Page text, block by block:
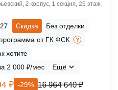
2 корпус, 1 секция, 25 этаж,
Скидка
Без отделки
от ГК ФСК
хотите
2 000 ₽/мес
Ещё
₽ -29% 16 964 640 ₽